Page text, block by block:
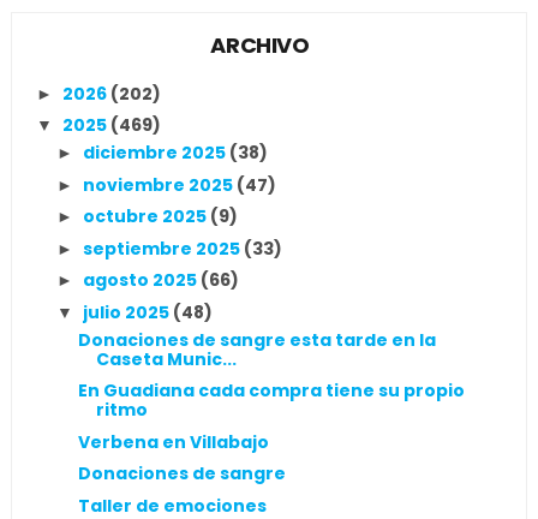
ARCHIVO
► 2026 (202)
▼ 2025 (469)
► diciembre 2025 (38)
► noviembre 2025 (47)
► octubre 2025 (9)
► septiembre 2025 (33)
► agosto 2025 (66)
▼ julio 2025 (48)
Donaciones de sangre esta tarde en la
Caseta Munic...
En Guadiana cada compra tiene su propio
ritmo
Verbena en Villabajo
Donaciones de sangre
Taller de emociones